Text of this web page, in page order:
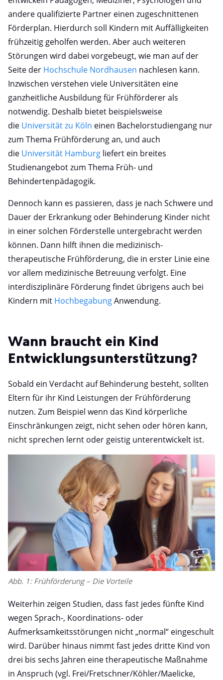
andere qualifizierte Partner einen zugeschnittenen
Förderplan. Hierdurch soll Kindern mit Auffälligkeiten
frühzeitig geholfen werden. Aber auch weiteren
Störungen wird dabei vorgebeugt, wie man auf der
Seite der Hochschule Nordhausen nachlesen kann.
Inzwischen verstehen viele Universitäten eine
ganzheitliche Ausbildung für Frühförderer als
notwendig. Deshalb bietet beispielsweise
die Universität zu Köln einen Bachelorstudiengang nur
zum Thema Frühförderung an, und auch
die Universität Hamburg liefert ein breites
Studienangebot zum Thema Früh- und
Behindertenpädagogik.
Dennoch kann es passieren, dass je nach Schwere und
Dauer der Erkrankung oder Behinderung Kinder nicht
in einer solchen Förderstelle untergebracht werden
können. Dann hilft ihnen die medizinisch-
therapeutische Frühförderung, die in erster Linie eine
vor allem medizinische Betreuung verfolgt. Eine
interdisziplinäre Förderung findet übrigens auch bei
Kindern mit HochbegabungAnwendung.
Wann braucht ein Kind
Entwicklungsunterstützung?
Sobald ein Verdacht auf Behinderung besteht, sollten
Eltern für ihr Kind Leistungen der Frühförderung
nutzen. Zum Beispiel wenn das Kind körperliche
Einschränkungen zeigt, nicht sehen oder hören kann,
nicht sprechen lernt oder geistig unterentwickelt ist.
Abb. 1: Frühförderung – Die Vorteile
Weiterhin zeigen Studien, dass fast jedes fünfte Kind
wegen Sprach-, Koordinations- oder
Aufmerksamkeitsstörungen nicht „normal“ eingeschult
wird. Darüber hinaus nimmt fast jedes dritte Kind von
drei bis sechs Jahren eine therapeutische Maßnahme
in Anspruch (vgl. Frei/Fretschner/Köhler/Maelicke,